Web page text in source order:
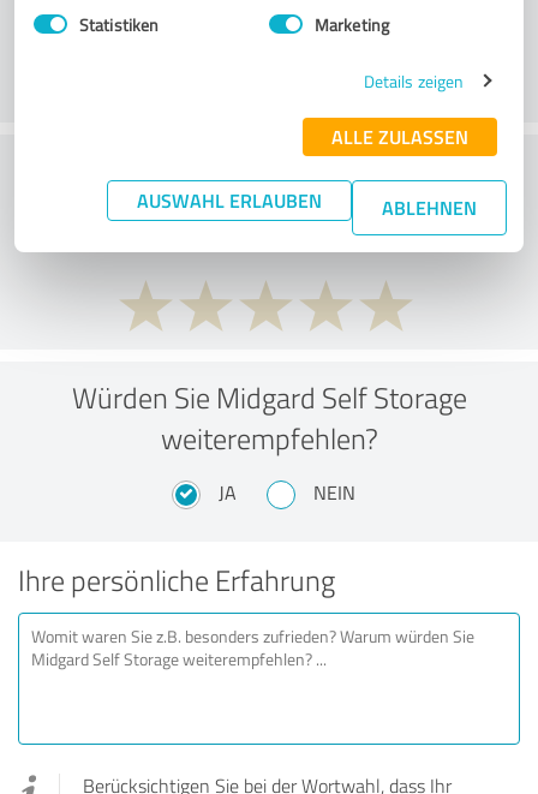
Statistiken Marketing
Details zeigen
ALLE ZULASSEN
AUSWAHL ERLAUBEN ABLEHNEN
Wie beurteilen Sie das
Preis-/Leistungsverhältnis?
Würden Sie Midgard Self Storage
weiterempfehlen?
JA NEIN
Ihre persönliche Erfahrung
Berücksichtigen Sie bei der Wortwahl, dass Ihr